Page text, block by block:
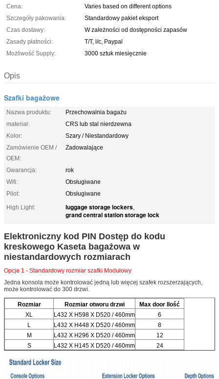
Zostaw wiadomość
Cena:
Varies based on different options
Szczegóły pakowania:
Standardowy pakiet eksport
Czas dostawy:
W zależności od dostępności zapasów
Zasady płatności:
T/T, l/c, Paypal
Możliwość Supply:
3000 sztuk miesięcznie
Opis
Szafki bagażowe
Nazwa produktu:
Przechowalnia bagażu
materiał:
CRS lub stal nierdzewna
Kolor:
Szary / Niestandardowy
Zamówienie OEM /
OEM:
Zadowalające
Gwarancja:
rok
Wifi:
Obsługiwane
Pilot:
Obsługiwane
High Light:
luggage storage lockers,
grand central station storage lock
Elektroniczny kod PIN Dostęp do kodu
kreskowego Kaseta bagażowa w
niestandardowych rozmiarach
Opcje 1 - Standardowy rozmiar szafki Modułowy
Jedna konsola może kontrolować jedną lub więcej szafek rozszerzających,
może kontrolować do 300 drzwi.
Rozmiar Rozmiar otworu drzwi
Max door Ilość
XL
L432 X H598 X D520 / 460mm
6
L
L432 X H448 X D520 / 460mm
8
M
L432 X H296 X D520 / 460mm
12
S
L432 X H145 X D520 / 460mm 24